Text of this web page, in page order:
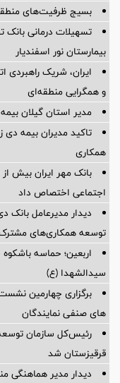
بسیج ظرفیت‌های منطقه
تسهیلات درمانی
بیمارستان نور اسفندیار
ایران، شریک راهبردی
و همگرایی منطقه‌ای
مدیر استان گیلان
تاکید مدیران بیمه دی
همکاری
اجتماعی اختصاص داد
دیدار مدیرعامل بانک
توسعه همکاری‌های
اربعین؛ حماسه
سیدالشهدا (ع)
برگزاری چهارمین
های صنفی نمایندگان
رئیس‌کل سازمان
قرقیزستان شد
دیدار مدیر هماهنگی